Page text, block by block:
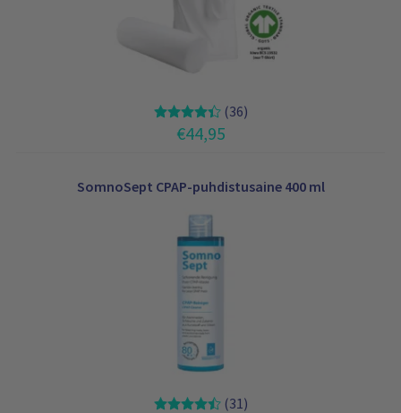
(36)
€44,95
SomnoSept CPAP-puhdistusaine 400 ml
(31)